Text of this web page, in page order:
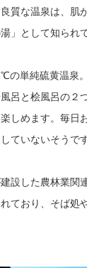
質な温泉は、肌
」として知られ
の単純硫黄温泉
呂と桧風呂の２
しめます。毎日
ていないそうです
設した農林業関
ており、そば処